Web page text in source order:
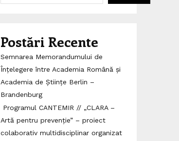
Postări Recente
Semnarea Memorandumului de
Înțelegere între Academia Română și
Academia de Științe Berlin –
Brandenburg
Programul CANTEMIR // „CLARA –
Artă pentru prevenție” – proiect
colaborativ multidisciplinar organizat